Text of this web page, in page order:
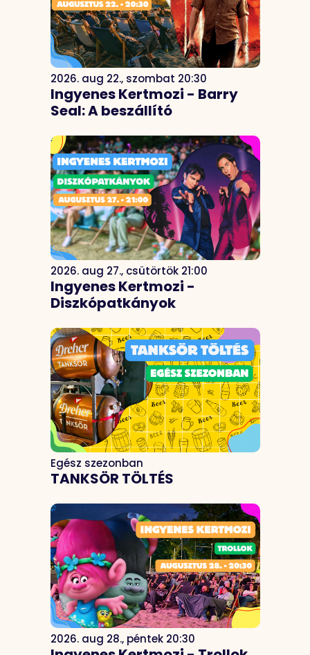
2026. aug 22., szombat 20:30
Ingyenes Kertmozi - Barry
Seal: A beszállító
2026. aug 27., csütörtök 21:00
Ingyenes Kertmozi -
Diszkópatkányok
Egész szezonban
TANKSÖR TÖLTÉS
2026. aug 28., péntek 20:30